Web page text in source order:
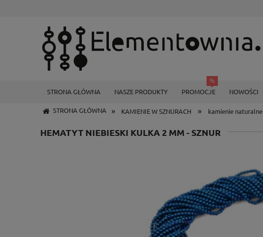
STRONA GŁÓWNA NASZE PRODUKTY PROMOCJE NOWOŚCI
STRONA GŁÓWNA » KAMIENIE W SZNURACH » kamienie naturalne
HEMATYT NIEBIESKI KULKA 2 MM - SZNUR